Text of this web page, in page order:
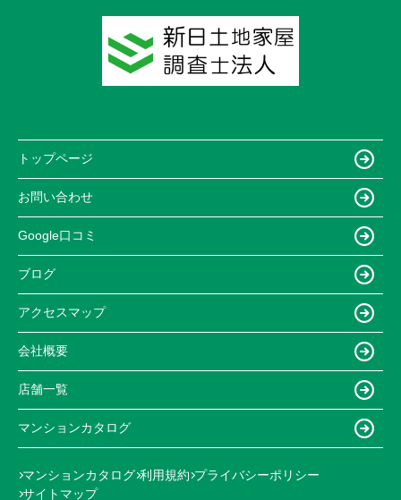
トップページ
お問い合わせ
Google口コミ
ブログ
アクセスマップ
会社概要
店舗一覧
マンションカタログ
マンションカタログ 利用規約 プライバシーポリシー
サイトマップ